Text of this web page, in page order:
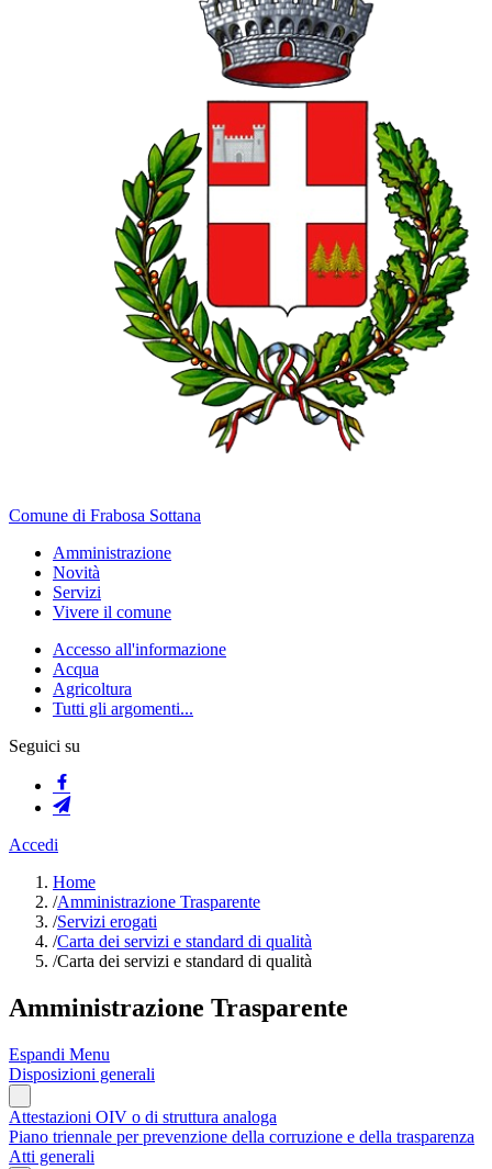
Comune di Frabosa Sottana
Amministrazione
Novità
Servizi
Vivere il comune
Accesso all'informazione
Acqua
Agricoltura
Tutti gli argomenti...
Seguici su
Accedi
Home
/Amministrazione Trasparente
/Servizi erogati
/Carta dei servizi e standard di qualità
/Carta dei servizi e standard di qualità
Amministrazione Trasparente
Espandi Menu
Disposizioni generali
Attestazioni OIV o di struttura analoga
Piano triennale per prevenzione della corruzione e della trasparenza
Atti generali